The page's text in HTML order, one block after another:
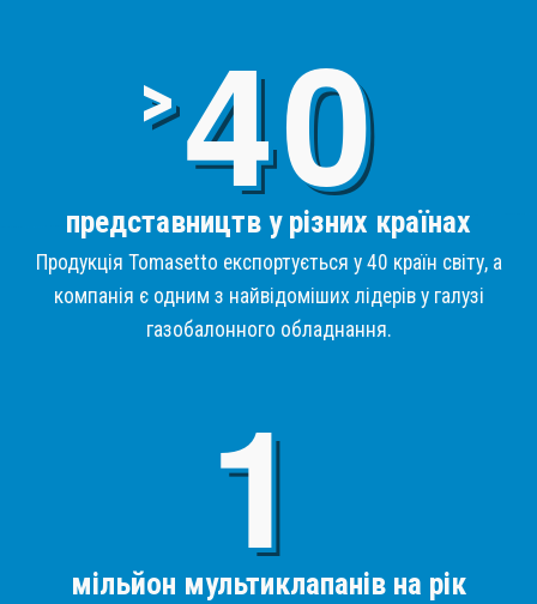
>4
представництв у різних країнах
Продукція Tomasetto експортується у 40 країн світу, а
компанія є одним з найвідоміших лідерів у галузі
газобалонного обладнання.
мільйон мультиклапанів на рік